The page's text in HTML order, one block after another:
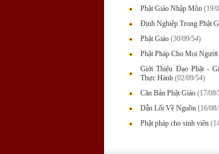
Phật Giáo Nhập Môn (19/
Định Nghiệp Trong Phật
Phật Giáo (30/09/54)
Phật Pháp Cho Mọi Người
Giới Thiệu Đạo Phật -
Thực Hành (02/09/54)
Căn Bản Phật Giáo (17/
Dẫn Lối Về Nguồn (16/
Phật pháp cho sinh viên